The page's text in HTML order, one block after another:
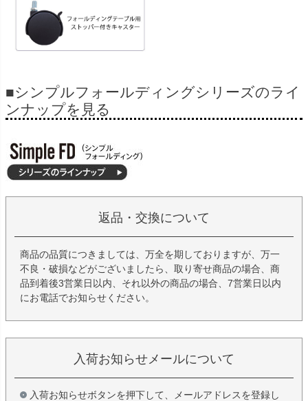
■シンプルフォールディングシリーズのライ
ンナップを見る
返品・交換について
商品の品質につきましては、万全を期しておりますが、万一
不良・破損などがございましたら、取り寄せ商品の場合、商
品到着後3営業日以内、それ以外の商品の場合、7営業日以内
にお電話でお知らせください。
入荷お知らせメールについて
入荷お知らせボタンを押下して、メールアドレスを登録し